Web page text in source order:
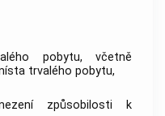
pobytu, včetně
trvalého pobytu,
způsobilosti k